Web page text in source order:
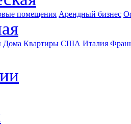
помещения Арендный бизнес
Дома Квартиры США Италия